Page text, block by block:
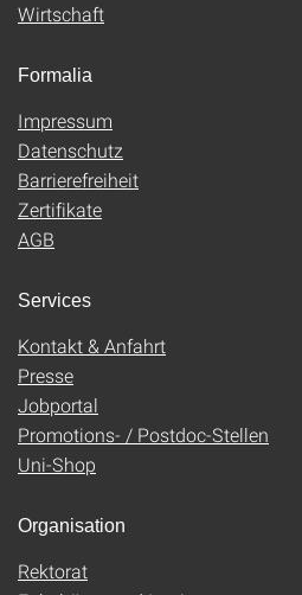
Wirtschaft
Formalia
Impressum
Datenschutz
Barrierefreiheit
Zertifikate
AGB
Services
Kontakt & Anfahrt
Presse
Jobportal
Promotions- / Postdoc-Stellen
Uni-Shop
Organisation
Rektorat